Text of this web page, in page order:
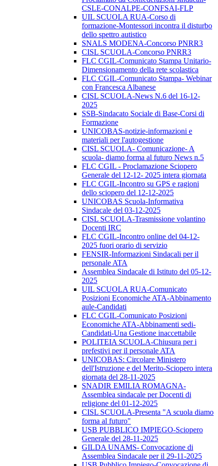
CSLE-CONALPE-CONFSAI-FLP
UIL SCUOLA RUA-Corso di
formazione-Montessori incontra il disturbo
dello spettro autistico
SNALS MODENA-Concorso PNRR3
CISL SCUOLA-Concorso PNRR3
FLC CGIL-Comunicato Stampa Unitario-
Dimensionamento della rete scolastica
FLC CGIL-Comunicato Stampa- Webinar
con Francesca Albanese
CISL SCUOLA-News N.6 del 16-12-
2025
SSB-Sindacato Sociale di Base-Corsi di
Formazione
UNICOBAS-notizie-informazioni e
materiali per l'autogestione
CISL SCUOLA- Comunicazione- A
scuola- diamo forma al futuro News n.5
FLC CGIL - Proclamazione Sciopero
Generale del 12-12- 2025 intera giornata
FLC CGIL-Incontro su GPS e ragioni
dello sciopero del 12-12-2025
UNICOBAS Scuola-Informativa
Sindacale del 03-12-2025
CISL SCUOLA-Trasmissione volantino
Docenti IRC
FLC CGIL-Incontro online del 04-12-
2025 fuori orario di servizio
FENSIR-Informazioni Sindacali per il
personale ATA
Assemblea Sindacale di Istituto del 05-12-
2025
UIL SCUOLA RUA-Comunicato
Posizioni Economiche ATA-Abbinamento
aule-Candidati
FLC CGIL-Comunicato Posizioni
Economiche ATA-Abbinamenti sedi-
Candidati-Una Gestione inaccettabile
POLITEIA SCUOLA-Chiusura per i
prefestivi per il personale ATA
UNICOBAS: Circolare Ministero
dell'Istruzione e del Merito-Sciopero intera
giornata del 28-11-2025
SNADIR EMILIA ROMAGNA-
Assemblea sindacale per Docenti di
religione del 01-12-2025
CISL SCUOLA-Presenta "A scuola diamo
forma al futuro"
USB PUBBLICO IMPIEGO-Sciopero
Generale del 28-11-2025
GILDA UNAMS- Convocazione di
Assemblea Sindacale per il 29-11-2025